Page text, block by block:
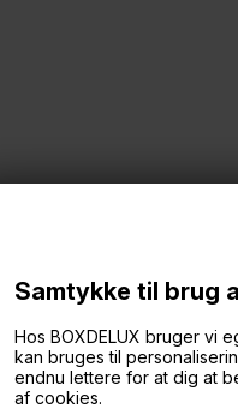
Samtykke til brug
Hos BOXDELUX bruger vi
kan bruges til
endnu lettere for at dig at
af cookies.